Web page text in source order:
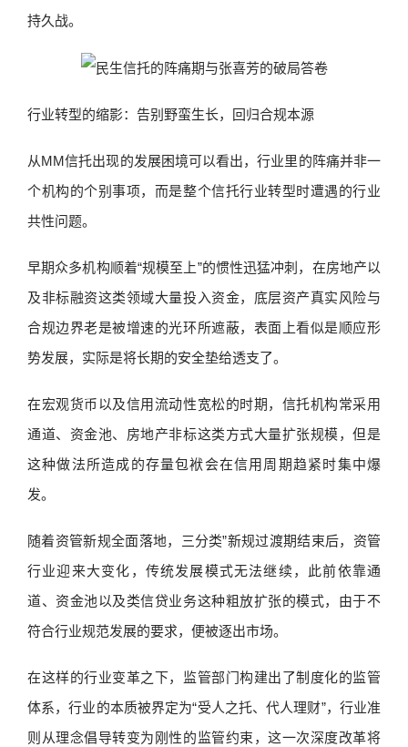
持久战。
行业转型的缩影：告别野蛮生长，回归合规本源
从MM信托出现的发展困境可以看出，行业里的阵痛并非一
个机构的个别事项，而是整个信托行业转型时遭遇的行业
共性问题。
早期众多机构顺着“规模至上”的惯性迅猛冲刺，在房地产以
及非标融资这类领域大量投入资金，底层资产真实风险与
合规边界老是被增速的光环所遮蔽，表面上看似是顺应形
势发展，实际是将长期的安全垫给透支了。
在宏观货币以及信用流动性宽松的时期，信托机构常采用
通道、资金池、房地产非标这类方式大量扩张规模，但是
这种做法所造成的存量包袱会在信用周期趋紧时集中爆
发。
随着资管新规全面落地，三分类”新规过渡期结束后，资管
行业迎来大变化，传统发展模式无法继续，此前依靠通
道、资金池以及类信贷业务这种粗放扩张的模式，由于不
符合行业规范发展的要求，便被逐出市场。
在这样的行业变革之下，监管部门构建出了制度化的监管
体系，行业的本质被界定为“受人之托、代人理财”，行业准
则从理念倡导转变为刚性的监管约束，这一次深度改革将